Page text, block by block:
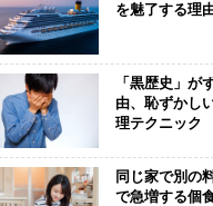
を魅了する理
「黒歴史」が
由、恥ずかし
理テクニック
同じ家で別の
で急増する個